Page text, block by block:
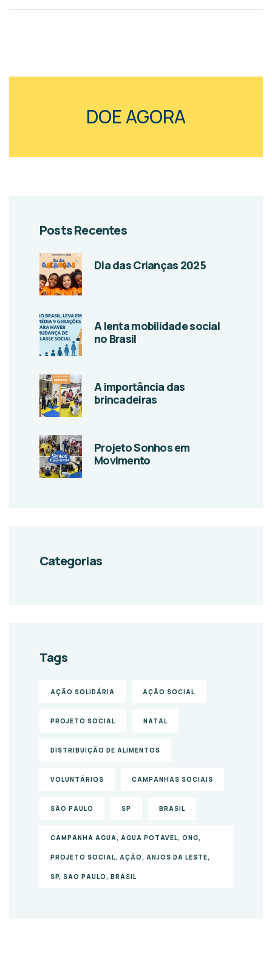
DOE AGORA
Posts Recentes
Dia das Crianças 2025
A lenta mobilidade social
no Brasil
A importância das
brincadeiras
Projeto Sonhos em
Movimento
Categorias
Tags
AÇÃO SOLIDÁRIA AÇÃO SOCIAL
PROJETO SOCIAL NATAL
DISTRIBUIÇÃO DE ALIMENTOS
VOLUNTÁRIOS CAMPANHAS SOCIAIS
SÃO PAULO SP BRASIL
CAMPANHA AGUA, AGUA POTAVEL, ONG,
PROJETO SOCIAL, AÇÃO, ANJOS DA LESTE,
SP, SAO PAULO, BRASIL